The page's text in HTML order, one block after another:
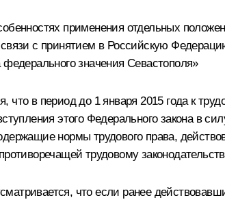
применения отдельных
с принятием в Российскую
значения Севастополя»
что в период до 1 января 2015 года к
этого Федерального закона в
нормы трудового права,
трудовому
что если ранее